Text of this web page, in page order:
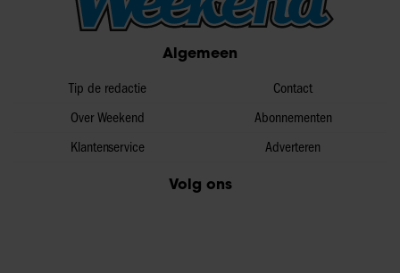
Algemeen
Tip de redactie
Over Weekend
Klantenservice
Contact
Abonnementen
Adverteren
Volg ons